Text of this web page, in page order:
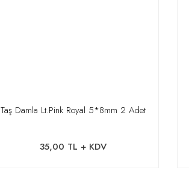
Taş Damla Lt.Pink Royal 5*8mm 2 Adet
35,00 TL + KDV